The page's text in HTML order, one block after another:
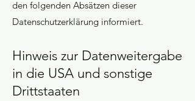
den folgenden Absätzen dieser
Datenschutzerklärung informiert.
Hinweis zur Datenweitergabe
in die USA und sonstige
Drittstaaten